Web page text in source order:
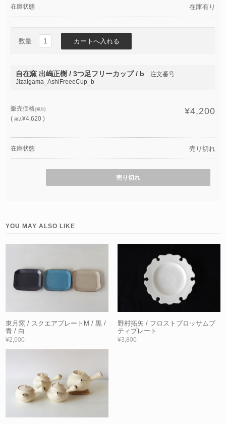
在庫状態 在庫有り
数量
自在窯 出嶋正樹 / 3つ足フリーカップ / b
注文番号
Jizaigama_AshiFreeeCup_b
販売価格(税別)
(税込¥4,620 )
¥4,200
在庫状態 売り切れ
売り切れ
YOU MAY ALSO LIKE
東月窯 / スクエアプレートM / 黒 /
青 / 白
¥2,000
野村拓矢 / フロストブロッサムプ
ティプレート
¥3,800